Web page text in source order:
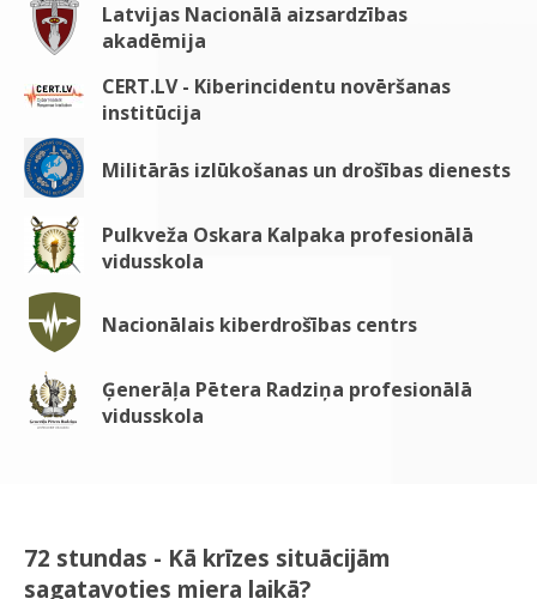
Latvijas Nacionālā aizsardzības
akadēmija
CERT.LV - Kiberincidentu novēršanas
institūcija
Militārās izlūkošanas un drošības dienests
Pulkveža Oskara Kalpaka profesionālā
vidusskola
Nacionālais kiberdrošības centrs
Ģenerāļa Pētera Radziņa profesionālā
vidusskola
72 stundas - Kā krīzes situācijām
sagatavoties miera laikā?